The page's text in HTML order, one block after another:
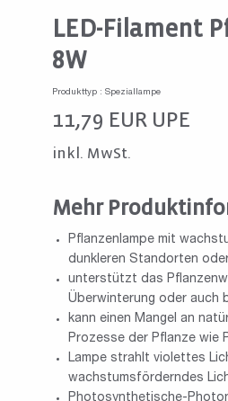
LED-Filament
8W
Produkttyp : Speziallampe
11,79 EUR UPE
inkl. MwSt.
Mehr
Pflanzenlampe mit
dunkleren Standorten
unterstützt das
Überwinterung oder auch
kann einen Mangel an
Prozesse der Pflanze wie
Lampe strahlt violettes
wachstumsförderndes
Photosynthetische-